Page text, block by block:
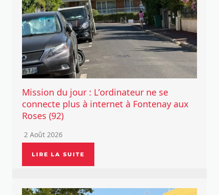
Mission du jour : L’ordinateur ne se
connecte plus à internet à Fontenay aux
Roses (92)
2 Août 2026
LIRE LA SUITE